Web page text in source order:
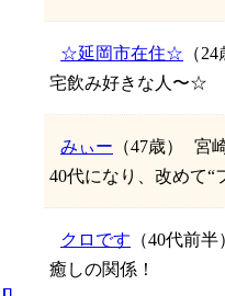
☆延岡市在住☆ （24
宅飲み好きな人〜☆
みぃー （47歳）
宮
40代になり、改めて“
クロです （40代前半
癒しの関係！